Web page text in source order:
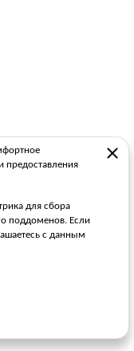
предоставления
для сбора
поддоменов. Если
с данным